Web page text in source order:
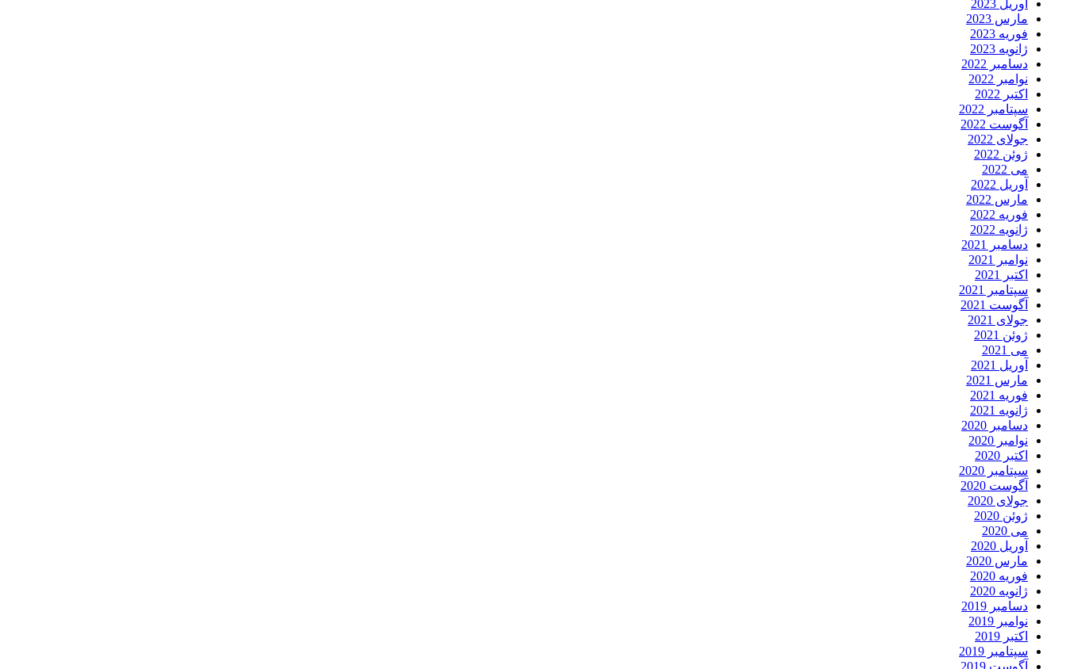
آوریل 2023
مارس 2023
فوریه 2023
ژانویه 2023
دسامبر 2022
نوامبر 2022
اکتبر 2022
سپتامبر 2022
آگوست 2022
جولای 2022
ژوئن 2022
می 2022
آوریل 2022
مارس 2022
فوریه 2022
ژانویه 2022
دسامبر 2021
نوامبر 2021
اکتبر 2021
سپتامبر 2021
آگوست 2021
جولای 2021
ژوئن 2021
می 2021
آوریل 2021
مارس 2021
فوریه 2021
ژانویه 2021
دسامبر 2020
نوامبر 2020
اکتبر 2020
سپتامبر 2020
آگوست 2020
جولای 2020
ژوئن 2020
می 2020
آوریل 2020
مارس 2020
فوریه 2020
ژانویه 2020
دسامبر 2019
نوامبر 2019
اکتبر 2019
سپتامبر 2019
آگوست 2019